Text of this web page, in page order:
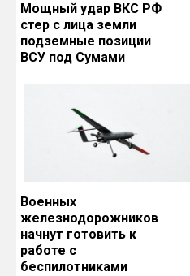
Мощный удар ВКС РФ
стер с лица земли
подземные позиции
ВСУ под Сумами
Военных
железнодорожников
начнут готовить к
работе с
беспилотниками